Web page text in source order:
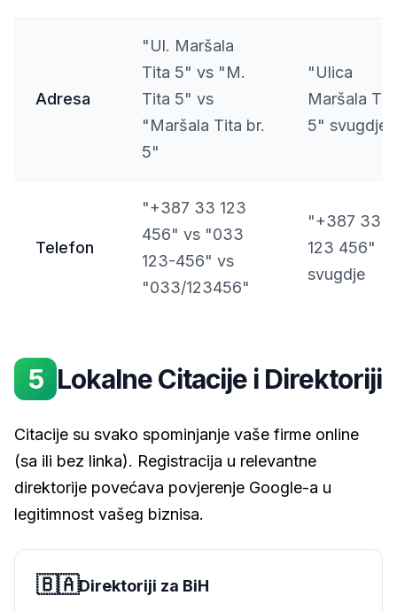
Adresa
"Ul. Maršala
Tita 5" vs "M.
Tita 5" vs
"Maršala Tita br.
5"
"Ulica
Maršala
5" svugdje
Telefon
"+387 33 123
456" vs "033
123-456" vs
"033/123456"
"+387 33
123 456"
svugdje
5 Lokalne Citacije i Direktoriji
Citacije su svako spominjanje vaše firme online
(sa ili bez linka). Registracija u relevantne
direktorije povećava povjerenje Google-a u
legitimnost vašeg biznisa.
🇧🇦Direktoriji za BiH